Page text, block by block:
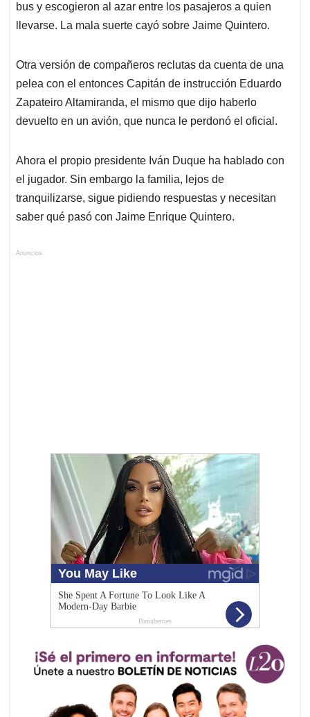
bus y escogieron al azar entre los pasajeros a quien
llevarse. La mala suerte cayó sobre Jaime Quintero.
Otra versión de compañeros reclutas da cuenta de una
pelea con el entonces Capitán de instrucción Eduardo
Zapateiro Altamiranda, el mismo que dijo haberlo
devuelto en un avión, que nunca le perdonó el oficial.
Ahora el propio presidente Iván Duque ha hablado con
el jugador. Sin embargo la familia, lejos de
tranquilizarse, sigue pidiendo respuestas y necesitan
saber qué pasó con Jaime Enrique Quintero.
Anuncios.